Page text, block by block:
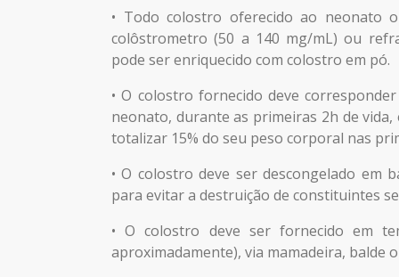
• Todo colostro oferecido ao neonato
colôstrometro (50 a 140 mg/mL) ou
pode ser enriquecido com colostro em pó.
• O colostro fornecido deve
neonato, durante as primeiras 2h de
totalizar 15% do seu peso corporal nas
• O colostro deve ser descongelado em
para evitar a destruição de constituintes
• O colostro deve ser fornecido em
aproximadamente), via mamadeira, balde